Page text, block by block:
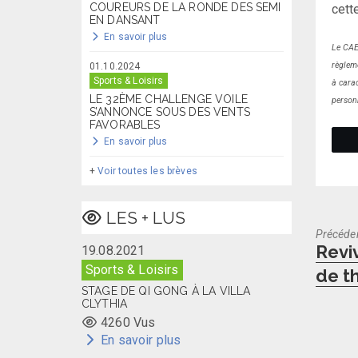
Le
à
post:
de
COUREURS DE LA RONDE DES SEMI
EN DANSANT
En savoir plus
01.10.2024
Sports & Loisirs
LE 32ÈME CHALLENGE VOILE
S’ANNONCE SOUS DES VENTS
FAVORABLES
En savoir plus
+Voir toutes les brèves
LES + LUS
19.08.2021
Sports & Loisirs
STAGE DE QI GONG À LA VILLA
CLYTHIA
4260 Vus
En savoir plus